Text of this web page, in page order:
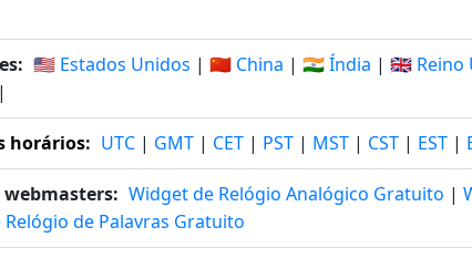
🇺🇸 Estados Unidos | 🇨🇳 China | 🇮🇳 Índia | 🇬🇧 Reino
|
horários: UTC | GMT | CET | PST | MST | CST | EST |
webmasters: Widget de Relógio Analógico Gratuito |
de Palavras Gratuito